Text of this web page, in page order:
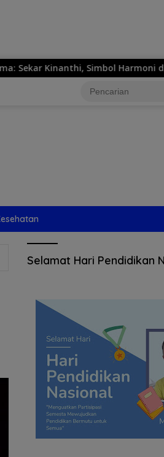
Harmoni dan Langkah Maju
Selamat Hari Pendidikan